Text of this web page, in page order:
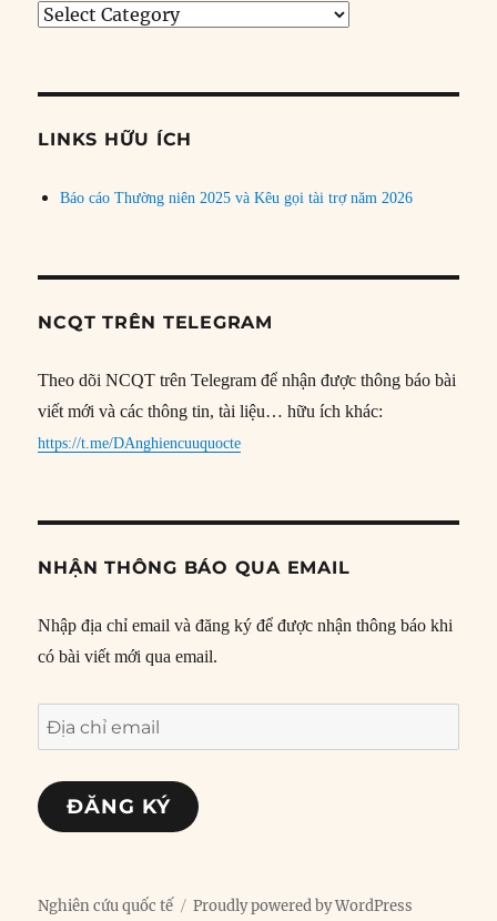
Tìm
đề
LINKS HỮU ÍCH
Báo cáo Thường niên 2025 và Kêu gọi tài trợ năm 2026
NCQT TRÊN TELEGRAM
Theo dõi NCQT trên Telegram để nhận được thông báo bài
viết mới và các thông tin, tài liệu… hữu ích khác:
https://t.me/DAnghiencuuquocte
NHẬN THÔNG BÁO QUA EMAIL
Nhập địa chỉ email và đăng ký để được nhận thông báo khi
có bài viết mới qua email.
Địa
chỉ
email
ĐĂNG KÝ
Nghiên cứu quốc tế Proudly powered by WordPress